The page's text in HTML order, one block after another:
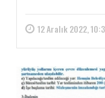
12 Aralık 2022,